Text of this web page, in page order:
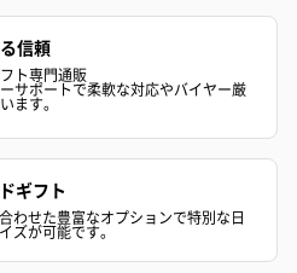
ールグレイティー
円）
信頼
ト専門通販
サポートで柔軟な対応やバイヤー厳
ます。
ギフト
わせた豊富なオプションで特別な日
ズが可能です。